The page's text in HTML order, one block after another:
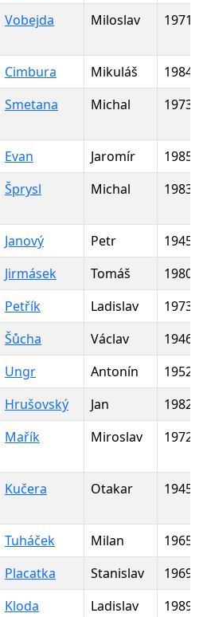
Vobejda Miloslav 1971
Cimbura Mikuláš
1984
Smetana Michal 1973
Evan Jaromír
1985
Šprysl Michal 1983
Janový Petr
1945
Jirmásek Tomáš
1980
Petřík Ladislav
1973
Šůcha Václav
1946
Ungr Antonín
1952
Hrušovský Jan
1982
Mařík Miroslav 1972
Kučera Otakar 1945
Tuháček Milan
1965
Placatka Stanislav
1969
Kloda Ladislav
1989